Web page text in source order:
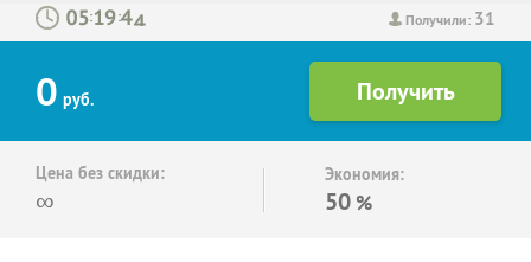
Получили: 31
: :
0 руб.
Цена без скидки:
∞
Экономия:
50 %